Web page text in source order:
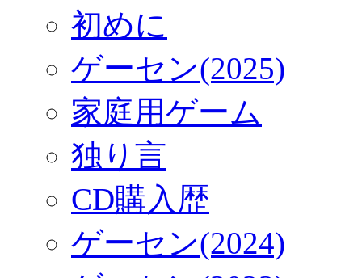
初めに
ゲーセン(2025)
家庭用ゲーム
独り言
CD購入歴
ゲーセン(2024)